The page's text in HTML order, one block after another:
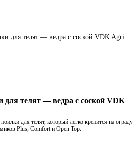
для телят — ведра с соской VDK
для телят, который легко крепится на ограду
Plus, Comfort и Open Top.